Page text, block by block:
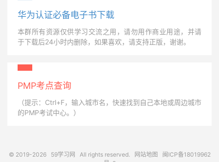
华为认证必备电子书下载
本群所有资源仅供学习交流之用，请勿用作商业用途，并请
于下载后24小时内删除，如果喜欢，请支持正版，谢谢。
PMP考点查询
（提示：Ctrl+F，输入城市名，快速找到自己本地或周边城市
的PMP考试中心。）
© 2019-2026 59学习网 All rights reserved. 网站地图
闽ICP备18019962